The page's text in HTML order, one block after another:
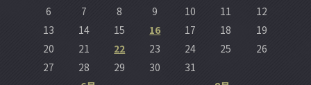
6
7 8 9 10 11
12
13
14 15 16 17 18
19
20
21 22 23 24 25
26
27
28 29 30 31